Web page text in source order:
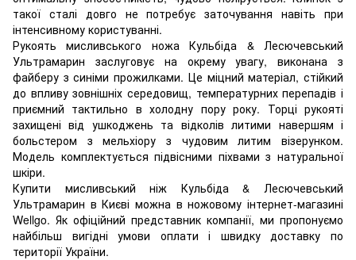
такої сталі довго не потребує заточування навіть при
інтенсивному користуванні.
Рукоять мисливського ножа Кульбіда & Лесючевський
Ультрамарин заслуговує на окрему увагу, виконана з
файберу з синіми прожилками. Це міцний матеріал, стійкий
до впливу зовнішніх середовищ, температурних перепадів і
приємний тактильно в холодну пору року. Торці рукояті
захищені від ушкоджень та відколів литими навершям і
больстером з мельхіору з чудовим литим візерунком.
Модель комплектується підвісними піхвами з натуральної
шкіри.
Купити мисливський ніж Кульбіда & Лесючевський
Ультрамарин в Києві можна в ножовому інтернет-магазині
Wellgo. Як офіційний представник компанії, ми пропонуємо
найбільш вигідні умови оплати і швидку доставку по
території України.